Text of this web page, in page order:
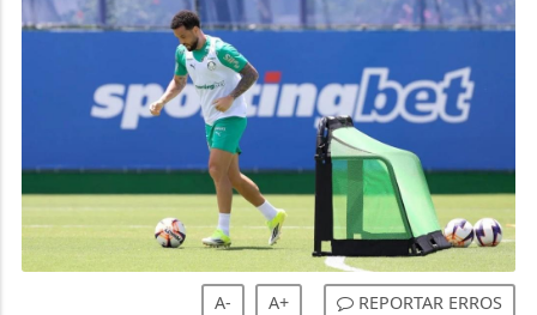
A- A+ REPORTAR ERROS